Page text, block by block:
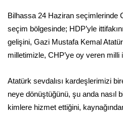
Bilhassa 24 Haziran seçimlerinde
seçim bölgesinde; HDP’yle
gelişini, Gazi Mustafa Kemal
milletimizle, CHP’ye oy veren milli
Atatürk sevdalısı kardeşlerimizi
neye dönüştüğünü, şu anda nasıl
kimlere hizmet ettiğini,